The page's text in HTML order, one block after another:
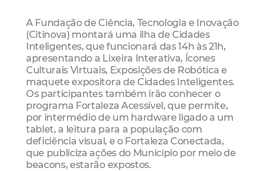
A Fundação de Ciência, Tecnologia e Inovação
(Citinova) montará uma ilha de Cidades
Inteligentes, que funcionará das 14h às 21h,
apresentando a Lixeira Interativa, Ícones
Culturais Virtuais, Exposições de Robótica e
maquete expositora de Cidades Inteligentes.
Os participantes também irão conhecer o
programa Fortaleza Acessível, que permite,
por intermédio de um hardware ligado a um
tablet, a leitura para a população com
deficiência visual, e o Fortaleza Conectada,
que publiciza ações do Município por meio de
beacons, estarão expostos.